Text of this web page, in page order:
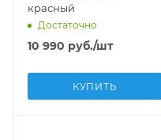
красный
Достаточно
10 990 руб./шт
КУПИТЬ